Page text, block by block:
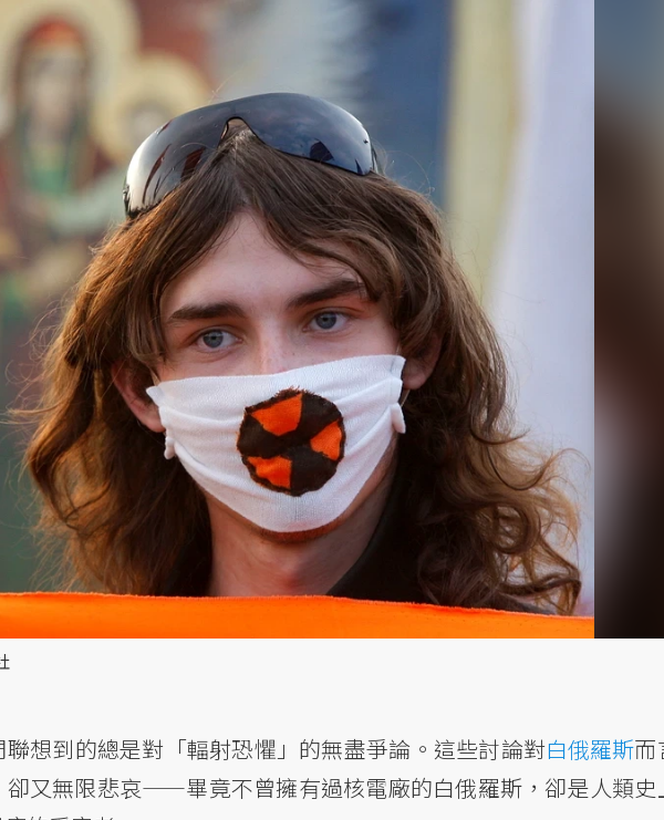
想到的總是對「輻射恐懼」的無盡爭論。這些討論對白俄羅斯而
卻又無限悲哀——畢竟不曾擁有過核電廠的白俄羅斯，卻是人類史